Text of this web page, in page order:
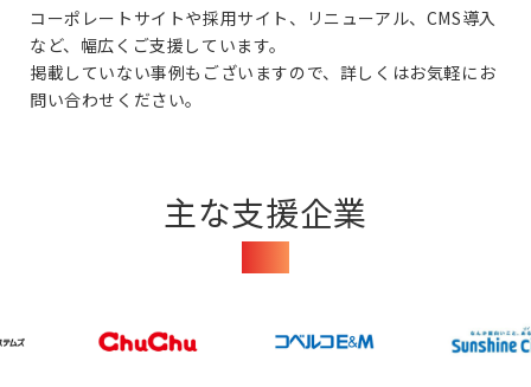
コーポレートサイトや採用サイト、リニューアル、CMS導入
など、幅広くご支援しています。
掲載していない事例もございますので、詳しくはお気軽にお
問い合わせください。
主な支援企業